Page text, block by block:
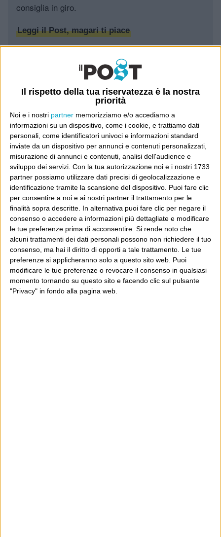
Il rispetto della tua riservatezza è la nostra
priorità
Noi e i nostri partner memorizziamo e/o accediamo a
informazioni su un dispositivo, come i cookie, e trattiamo dati
personali, come identificatori univoci e informazioni standard
inviate da un dispositivo per annunci e contenuti personalizzati,
misurazione di annunci e contenuti, analisi dell'audience e
sviluppo dei servizi. Con la tua autorizzazione noi e i nostri 1733
partner possiamo utilizzare dati precisi di geolocalizzazione e
identificazione tramite la scansione del dispositivo. Puoi fare clic
per consentire a noi e ai nostri partner il trattamento per le
finalità sopra descritte. In alternativa puoi fare clic per negare il
consenso o accedere a informazioni più dettagliate e modificare
le tue preferenze prima di acconsentire. Si rende noto che
alcuni trattamenti dei dati personali possono non richiedere il tuo
consenso, ma hai il diritto di opporti a tale trattamento. Le tue
preferenze si applicheranno solo a questo sito web. Puoi
modificare le tue preferenze o revocare il consenso in qualsiasi
momento tornando su questo sito e facendo clic sul pulsante
"Privacy" in fondo alla pagina web.
consiglia in giro.
Leggi il Post, magari ti piace
Wittgenstein
POST PRECEDENTE
Un bacio
POST SUCCESSIVO
E SuperPippo, no?
E per i regali di Natale